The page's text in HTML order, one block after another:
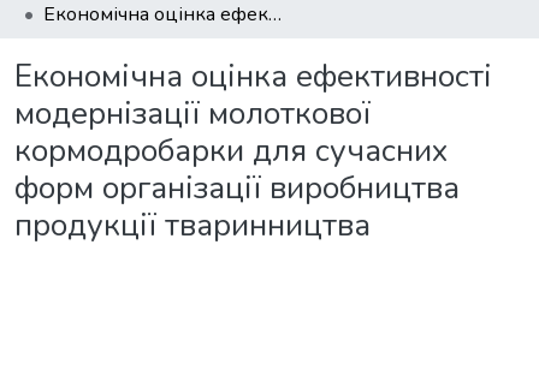
Економічна оцінка ефективності модернізації молоткової кормодробарки для сучасних форм організації виробництва продукції тваринництва
Економічна оцінка ефективності
модернізації молоткової
кормодробарки для сучасних
форм організації виробництва
продукції тваринництва